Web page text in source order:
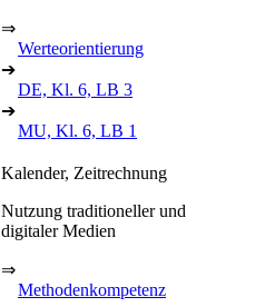
⇒
Werteorientierung
➔
DE, Kl. 6, LB 3
➔
MU, Kl. 6, LB 1
Kalender, Zeitrechnung
Nutzung traditioneller und
digitaler Medien
⇒
Methodenkompetenz